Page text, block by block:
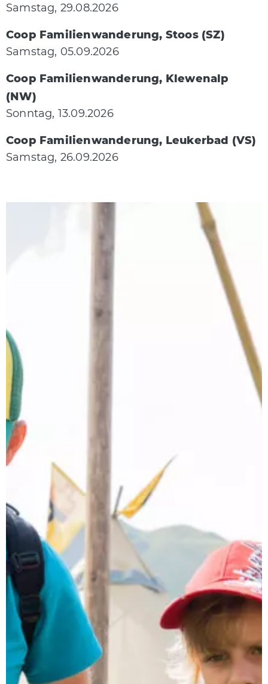
Samstag, 29.08.2026
Coop Familienwanderung, Stoos (SZ)
Samstag, 05.09.2026
Coop Familienwanderung, Klewenalp
(NW)
Sonntag, 13.09.2026
Coop Familienwanderung, Leukerbad (VS)
Samstag, 26.09.2026